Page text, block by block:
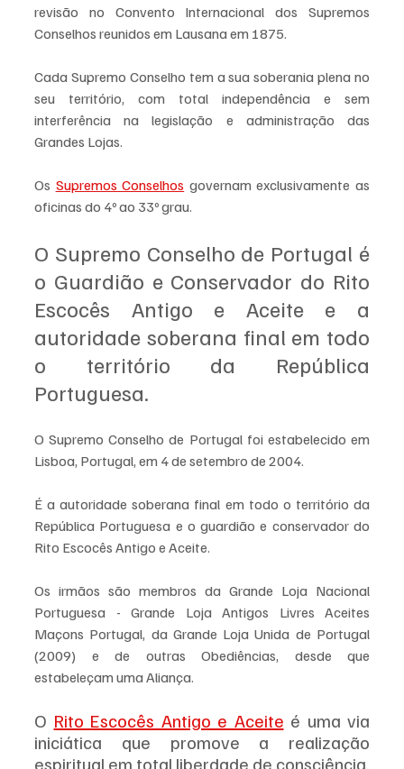
revisão no Convento Internacional dos Supremos
Conselhos reunidos em Lausana em 1875.
Cada Supremo Conselho tem a sua soberania plena no
seu território, com total independência e sem
interferência na legislação e administração das
Grandes Lojas.
Os Supremos Conselhos governam exclusivamente as
oficinas do 4º ao 33º grau.
O Supremo Conselho de Portugal é
o Guardião e Conservador do Rito
Escocês Antigo e Aceite e a
autoridade soberana final em todo
o território da República
Portuguesa.
O Supremo Conselho de Portugal foi estabelecido em
Lisboa, Portugal, em 4 de setembro de 2004.
É a autoridade soberana final em todo o território da
República Portuguesa e o guardião e conservador do
Rito Escocês Antigo e Aceite.
Os irmãos são membros da Grande Loja Nacional
Portuguesa - Grande Loja Antigos Livres Aceites
Maçons Portugal, da Grande Loja Unida de Portugal
(2009) e de outras Obediências, desde que
estabeleçam uma Aliança.
O Rito Escocês Antigo e Aceite é uma via
iniciática que promove a realização
espiritual em total liberdade de consciência.